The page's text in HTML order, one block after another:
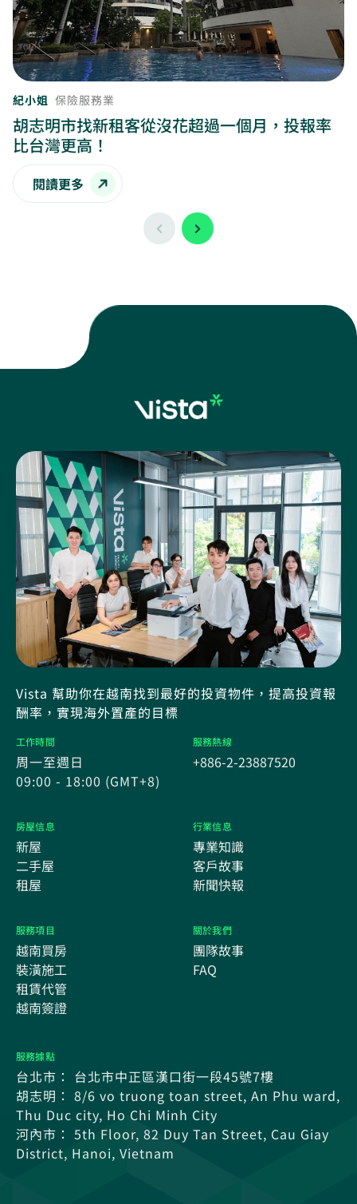
紀小姐 保險服務業
胡志明市找新租客從沒花超過一個月，投報率
比台灣更高！
閱讀更多
Vista 幫助你在越南找到最好的投資物件，提高投資報
酬率，實現海外置產的目標
工作時間
周一至週日
09:00 - 18:00 (GMT+8)
服務熱線
+886-2-23887520
房屋信息
新屋
二手屋
租屋
行業信息
專業知識
客戶故事
新聞快報
服務項目
越南買房
裝潢施工
租賃代管
越南簽證
關於我們
團隊故事
FAQ
服務據點
台北市： 台北市中正區漢口街一段45號7樓
胡志明： 8/6 vo truong toan street, An Phu ward,
Thu Duc city, Ho Chi Minh City
河內市： 5th Floor, 82 Duy Tan Street, Cau Giay
District, Hanoi, Vietnam